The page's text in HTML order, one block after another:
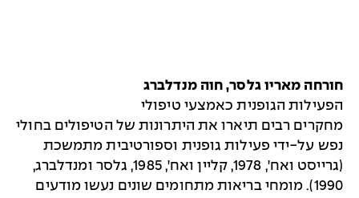
חורחה מאריו גלסר, חוה מנדלברג
הפעילות הגופנית כאמצעי טיפולי
מחקרים רבים תיארו את היתרונות של הטיפולים בחולי
נפש על-ידי פעילות גופנית וספורטיבית מתמשכת
(גרייסט ואח', 1978, קליין ואח', 1985, גלסר ומנדלברג,
1990). מומחי בריאות מתחומים שונים נעשו מודעים